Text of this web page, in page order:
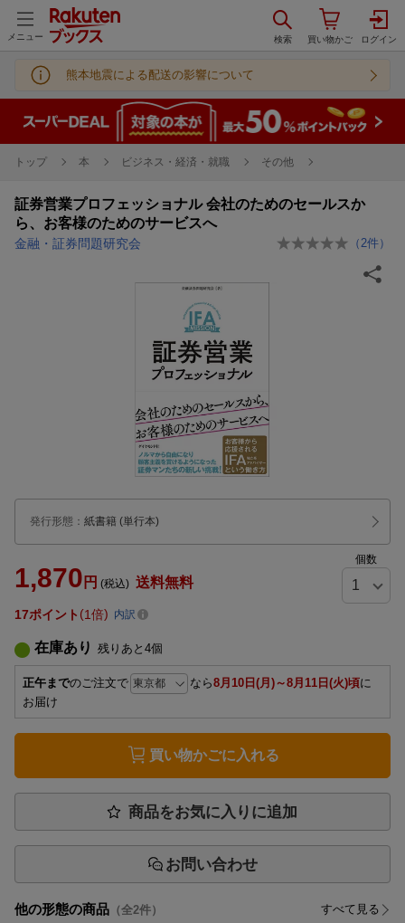
メニュー
熊本地震による配送の影響について
トップ 本 ビジネス・経済・就職 その他
証券営業プロフェッショナル 会社のためのセールスか
ら、お客様のためのサービスへ
金融・証券問題研究会 （ 2件）
発行形態 ： 紙書籍 (単行本)
1,870 円 (税込) 送料無料
個数
17ポイント 1倍 内訳
在庫あり 残りあと 4個
正午までのご注文で なら8月10日(月)～8月11日(火)頃に
お届け
買い物かごに入れる
商品をお気に入りに追加
お問い合わせ
他の形態の商品 （全2件） すべて見る